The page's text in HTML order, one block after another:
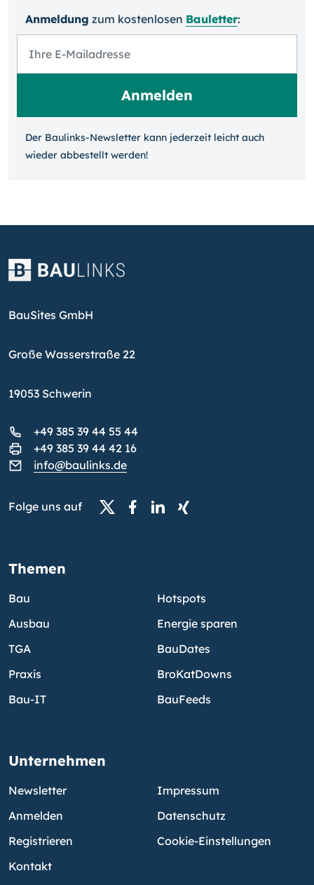
Anmeldung zum kosten­losen Bauletter:
Der Baulinks-Newsletter kann jeder­zeit leicht auch
wieder ab­bestellt werden!
BauSites GmbH
Große Wasserstraße 22
19053 Schwerin
+49 385 39 44 55 44
+49 385 39 44 42 16
info@baulinks.de
Folge uns auf
Themen
Bau
Ausbau
TGA
Praxis
Bau-IT
Hotspots
Energie sparen
BauDates
BroKatDowns
BauFeeds
Unternehmen
Newsletter
Anmelden
Registrieren
Kontakt
Impressum
Datenschutz
Cookie-Einstellungen